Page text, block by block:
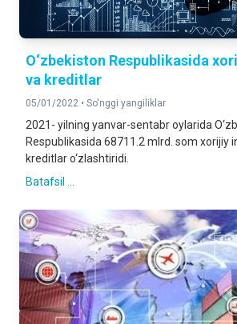
O‘zbekiston Respublikasida
va kreditlar
05/01/2022 • So'nggi yangiliklar
2021- yilning yanvar-sentabr oylarida
Respublikasida 68711.2 mlrd. som xorijiy
kreditlar o‘zlashtiridi.
Batafsil ...